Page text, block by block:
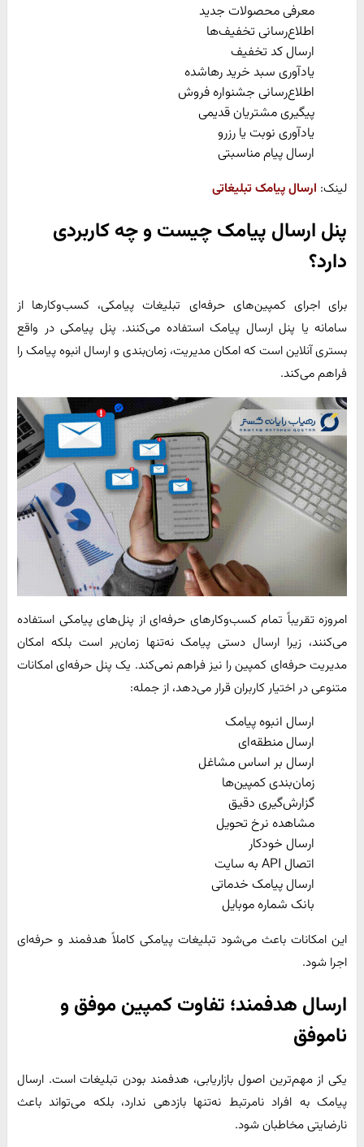
معرفی محصولات جدید
اطلاع‌رسانی تخفیف‌ها
ارسال کد تخفیف
یادآوری سبد خرید رهاشده
اطلاع‌رسانی جشنواره فروش
پیگیری مشتریان قدیمی
یادآوری نوبت یا رزرو
ارسال پیام مناسبتی
لینک: ارسال پیامک تبلیغاتی
پنل ارسال پیامک چیست و چه کاربردی
دارد؟
برای اجرای کمپین‌های حرفه‌ای تبلیغات پیامکی، کسب‌وکارها از
سامانه یا پنل ارسال پیامک استفاده می‌کنند. پنل پیامکی در واقع
بستری آنلاین است که امکان مدیریت، زمان‌بندی و ارسال انبوه پیامک را
فراهم می‌کند.
امروزه تقریباً تمام کسب‌وکارهای حرفه‌ای از پنل‌های پیامکی استفاده
می‌کنند، زیرا ارسال دستی پیامک نه‌تنها زمان‌بر است بلکه امکان
مدیریت حرفه‌ای کمپین را نیز فراهم نمی‌کند. یک پنل حرفه‌ای امکانات
متنوعی در اختیار کاربران قرار می‌دهد، از جمله:
ارسال انبوه پیامک
ارسال منطقه‌ای
ارسال بر اساس مشاغل
زمان‌بندی کمپین‌ها
گزارش‌گیری دقیق
مشاهده نرخ تحویل
ارسال خودکار
اتصال API به سایت
ارسال پیامک خدماتی
بانک شماره موبایل
این امکانات باعث می‌شود تبلیغات پیامکی کاملاً هدفمند و حرفه‌ای
اجرا شود.
ارسال هدفمند؛ تفاوت کمپین موفق و
ناموفق
یکی از مهم‌ترین اصول بازاریابی، هدفمند بودن تبلیغات است. ارسال
پیامک به افراد نامرتبط نه‌تنها بازدهی ندارد، بلکه می‌تواند باعث
نارضایتی مخاطبان شود.